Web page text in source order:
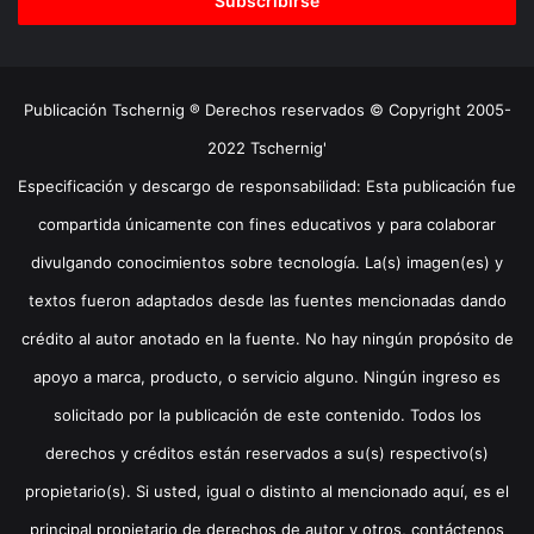
Publicación Tschernig ® Derechos reservados © Copyright 2005-
2022 Tschernig'
Especificación y descargo de responsabilidad: Esta publicación fue
compartida únicamente con fines educativos y para colaborar
divulgando conocimientos sobre tecnología. La(s) imagen(es) y
textos fueron adaptados desde las fuentes mencionadas dando
crédito al autor anotado en la fuente. No hay ningún propósito de
apoyo a marca, producto, o servicio alguno. Ningún ingreso es
solicitado por la publicación de este contenido. Todos los
derechos y créditos están reservados a su(s) respectivo(s)
propietario(s). Si usted, igual o distinto al mencionado aquí, es el
principal propietario de derechos de autor y otros, contáctenos